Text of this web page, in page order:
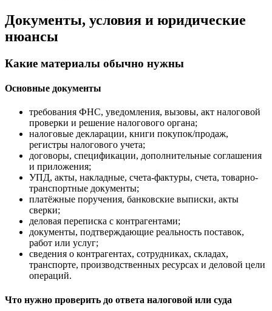
Документы, условия и юридические
нюансы
Какие материалы обычно нужны
Основные документы
требования ФНС, уведомления, вызовы, акт налоговой
проверки и решение налогового органа;
налоговые декларации, книги покупок/продаж,
регистры налогового учета;
договоры, спецификации, дополнительные соглашения
и приложения;
УПД, акты, накладные, счета-фактуры, счета, товарно-
транспортные документы;
платёжные поручения, банковские выписки, акты
сверки;
деловая переписка с контрагентами;
документы, подтверждающие реальность поставок,
работ или услуг;
сведения о контрагентах, сотрудниках, складах,
транспорте, производственных ресурсах и деловой цели
операций.
Что нужно проверить до ответа налоговой или суда